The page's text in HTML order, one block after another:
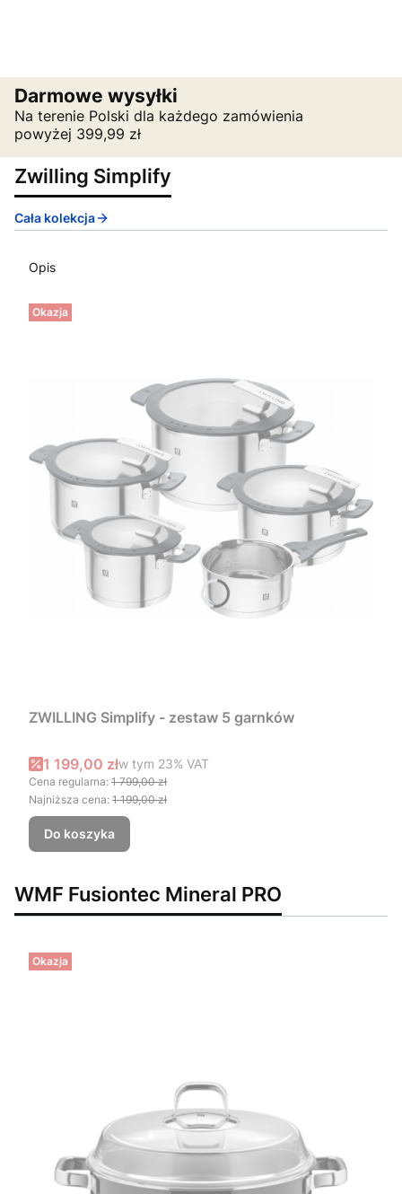
Darmowe wysyłki
Na terenie Polski dla każdego zamówienia
powyżej 399,99 zł
Zwilling Simplify
Cała kolekcja
Opis
Okazja
ZWILLING Simplify - zestaw 5 garnków
Cena promocyjna brutto
1 199,00 złw tym %s VAT
w tym 23% VAT
Cena regularna: 1 799,00 zł
Najniższa cena: 1 199,00 zł
Do koszyka
WMF Fusiontec Mineral PRO
Okazja